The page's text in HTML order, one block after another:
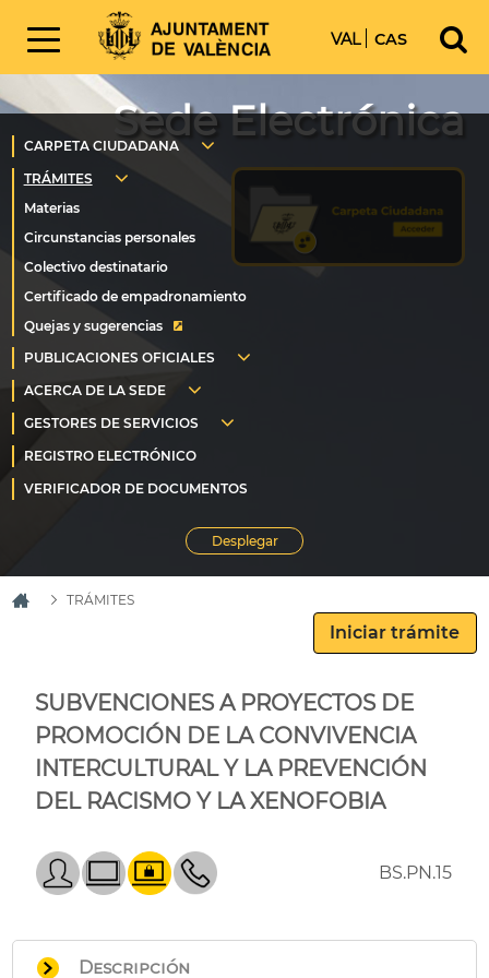
VAL CAS
Sede Electrónica
Quejas y sugerencias
TRÁMITES
SUBVENCIONES A PROYECTOS DE
PROMOCIÓN DE LA CONVIVENCIA
INTERCULTURAL Y LA PREVENCIÓN
DEL RACISMO Y LA XENOFOBIA
BS.PN.15
Descripción